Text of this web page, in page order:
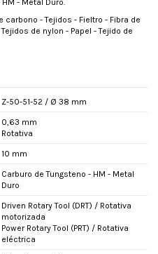
- Metal Duro.
carbono - Tejidos - Fieltro - Fibra de
de nylon - Papel - Tejido de
Z-50-51-52 / Ø 38 mm
0,63 mm
Rotativa
10 mm
Carburo de Tungsteno - HM - Metal
Duro
Driven Rotary Tool (DRT) / Rotativa
motorizada
Power Rotary Tool (PRT) / Rotativa
eléctrica